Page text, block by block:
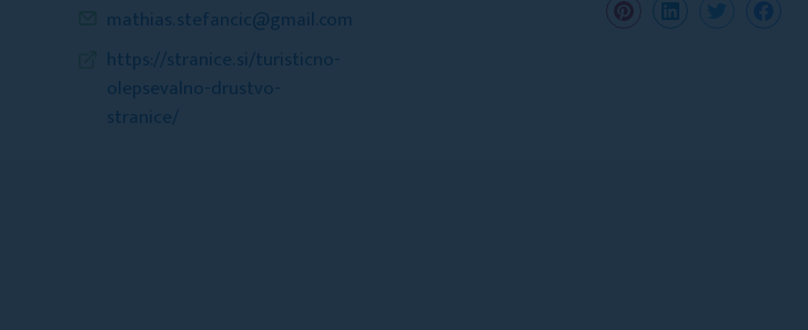
mathias.stefancic@gmail.com
https://stranice.si/turisticno-
olepsevalno-drustvo-
stranice/